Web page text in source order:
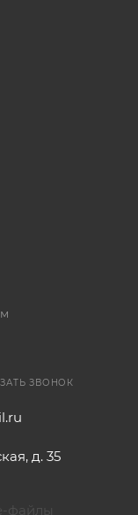
ЗВОНОК
д. 35
файлы